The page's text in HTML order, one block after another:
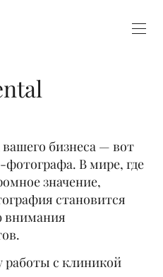
вашего бизнеса — вот
фотографа. В мире, где
значение,
становится
внимания
работы с клиникой